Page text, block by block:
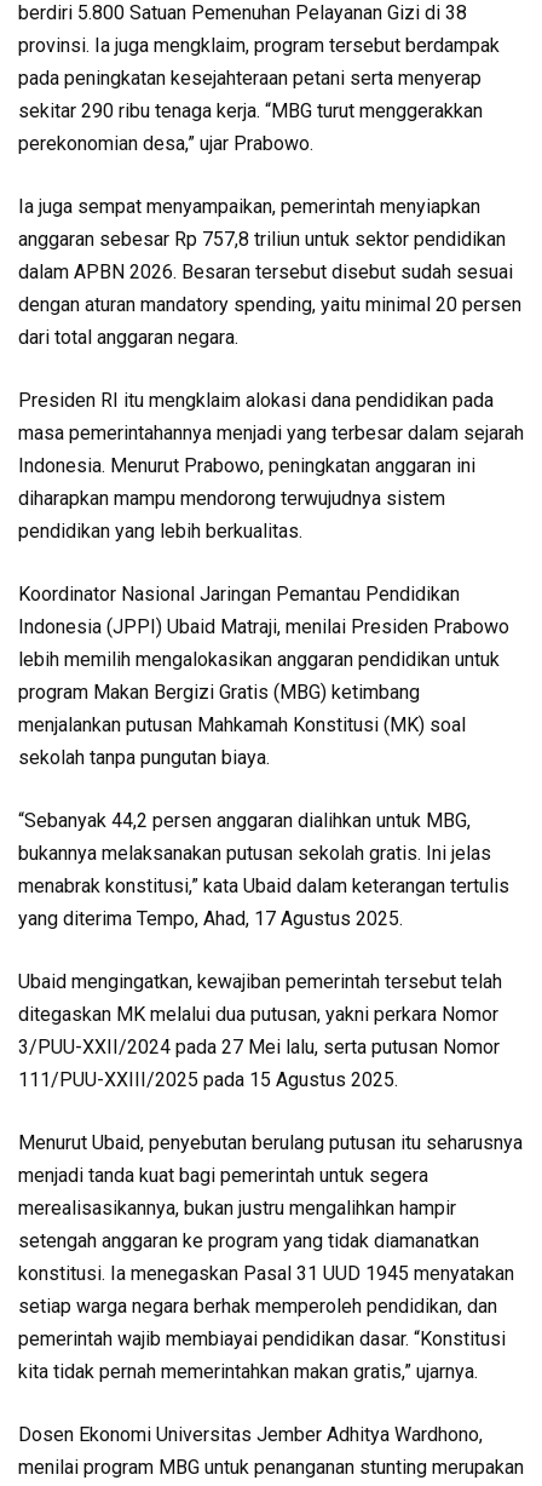
berdiri 5.800 Satuan Pemenuhan Pelayanan Gizi di 38
provinsi. Ia juga mengklaim, program tersebut berdampak
pada peningkatan kesejahteraan petani serta menyerap
sekitar 290 ribu tenaga kerja. “MBG turut menggerakkan
perekonomian desa,” ujar Prabowo.
Ia juga sempat menyampaikan, pemerintah menyiapkan
anggaran sebesar Rp 757,8 triliun untuk sektor pendidikan
dalam APBN 2026. Besaran tersebut disebut sudah sesuai
dengan aturan mandatory spending, yaitu minimal 20 persen
dari total anggaran negara.
Presiden RI itu mengklaim alokasi dana pendidikan pada
masa pemerintahannya menjadi yang terbesar dalam sejarah
Indonesia. Menurut Prabowo, peningkatan anggaran ini
diharapkan mampu mendorong terwujudnya sistem
pendidikan yang lebih berkualitas.
Koordinator Nasional Jaringan Pemantau Pendidikan
Indonesia (JPPI) Ubaid Matraji, menilai Presiden Prabowo
lebih memilih mengalokasikan anggaran pendidikan untuk
program Makan Bergizi Gratis (MBG) ketimbang
menjalankan putusan Mahkamah Konstitusi (MK) soal
sekolah tanpa pungutan biaya.
“Sebanyak 44,2 persen anggaran dialihkan untuk MBG,
bukannya melaksanakan putusan sekolah gratis. Ini jelas
menabrak konstitusi,” kata Ubaid dalam keterangan tertulis
yang diterima Tempo, Ahad, 17 Agustus 2025.
Ubaid mengingatkan, kewajiban pemerintah tersebut telah
ditegaskan MK melalui dua putusan, yakni perkara Nomor
3/PUU-XXII/2024 pada 27 Mei lalu, serta putusan Nomor
111/PUU-XXIII/2025 pada 15 Agustus 2025.
Menurut Ubaid, penyebutan berulang putusan itu seharusnya
menjadi tanda kuat bagi pemerintah untuk segera
merealisasikannya, bukan justru mengalihkan hampir
setengah anggaran ke program yang tidak diamanatkan
konstitusi. Ia menegaskan Pasal 31 UUD 1945 menyatakan
setiap warga negara berhak memperoleh pendidikan, dan
pemerintah wajib membiayai pendidikan dasar. “Konstitusi
kita tidak pernah memerintahkan makan gratis,” ujarnya.
Dosen Ekonomi Universitas Jember Adhitya Wardhono,
menilai program MBG untuk penanganan stunting merupakan